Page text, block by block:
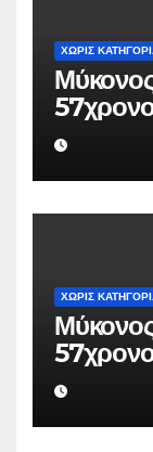
ΧΩΡΊΣ
να μην
βάρος
ΧΩΡΊΣ
57χρονο
ψευδείς
που του